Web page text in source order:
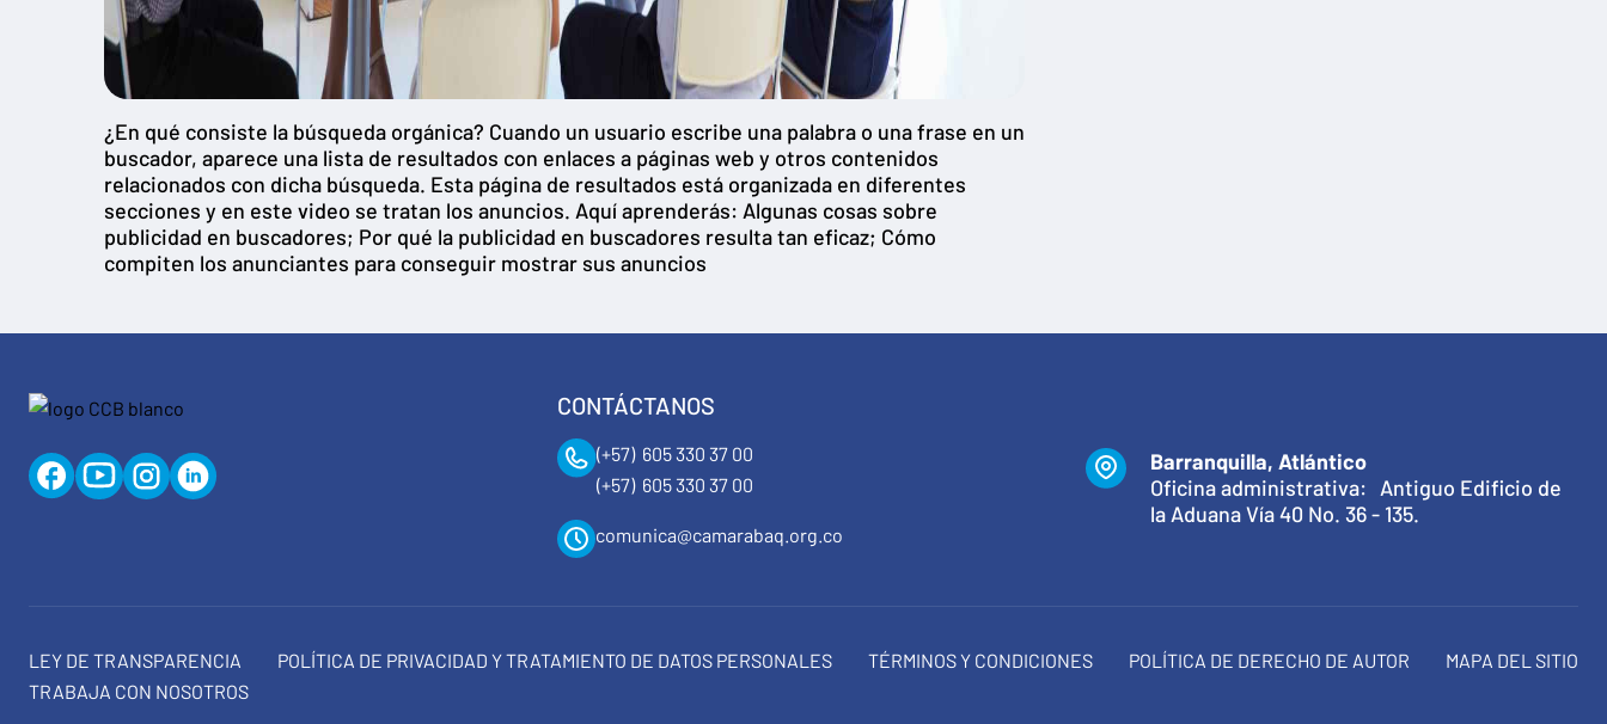
¿En qué consiste la búsqueda orgánica? Cuando un usuario escribe una palabra o una frase en un
buscador, aparece una lista de resultados con enlaces a páginas web y otros contenidos
relacionados con dicha búsqueda. Esta página de resultados está organizada en diferentes
secciones y en este video se tratan los anuncios. Aquí aprenderás: Algunas cosas sobre
publicidad en buscadores; Por qué la publicidad en buscadores resulta tan eficaz; Cómo
compiten los anunciantes para conseguir mostrar sus anuncios
CONTÁCTANOS
(+57) 605 330 37 00
(+57) 605 330 37 00
comunica@camarabaq.org.co
Barranquilla, Atlántico
Oficina administrativa: Antiguo Edificio de
la Aduana Vía 40 No. 36 - 135.
LEY DE TRANSPARENCIA POLÍTICA DE PRIVACIDAD Y TRATAMIENTO DE DATOS PERSONALES TÉRMINOS Y CONDICIONES POLÍTICA DE DERECHO DE AUTOR
MAPA DEL SITIO
TRABAJA CON NOSOTROS